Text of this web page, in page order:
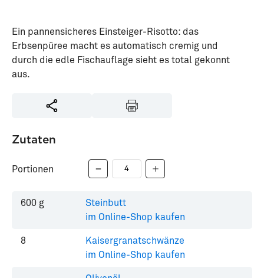
Ein pannensicheres Einsteiger-Risotto: das
Erbsenpüree macht es automatisch cremig und
durch die edle Fischauflage sieht es total gekonnt
aus.
Zutaten
Portionen
600 g
Steinbutt
im Online-Shop kaufen
8
Kaisergranatschwänze
im Online-Shop kaufen